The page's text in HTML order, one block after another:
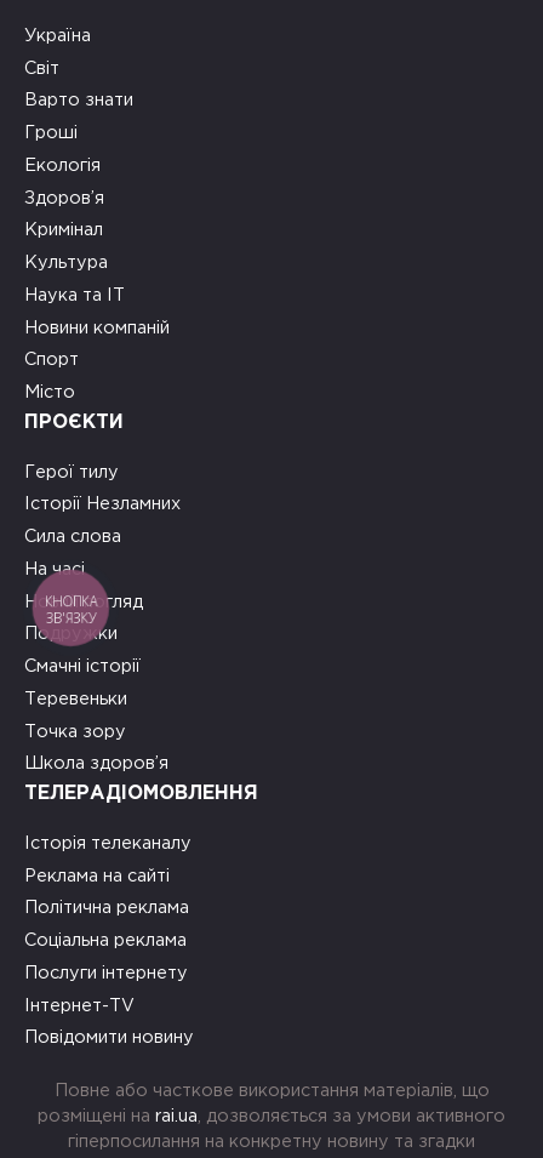
Україна
Світ
Варто знати
Гроші
Екологія
Здоров’я
Кримінал
Культура
Наука та ІТ
Новини компаній
Спорт
Місто
ПРОЄКТИ
Герої тилу
Історії Незламних
Сила слова
На часі
Новий погляд
Подружки
Смачні історії
Теревеньки
Точка зору
Школа здоров’я
ТЕЛЕРАДІОМОВЛЕННЯ
Історія телеканалу
Реклама на сайті
Політична реклама
Соціальна реклама
Послуги інтернету
Інтернет-TV
Повідомити новину
Повне або часткове використання матеріалів, що
розміщені на rai.ua , дозволяється за умови активного
гіперпосилання на конкретну новину та згадки
КНОПКА
ЗВ'ЯЗКУ